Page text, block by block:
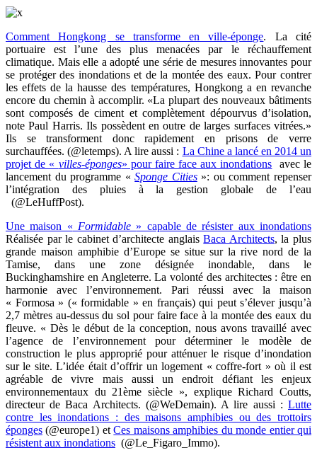
Comment Hongkong se transforme en ville-éponge. La cité
portuaire est l’une des plus menacées par le réchauffement
climatique. Mais elle a adopté une série de mesures innovantes pour
se protéger des inondations et de la montée des eaux.Pour contrer
les effets de la hausse des températures, Hongkong a en revanche
encore du chemin à accomplir. «La plupart des nouveaux bâtiments
sont composés de ciment et complètement dépourvus d’isolation,
note Paul Harris. Ils possèdent en outre de larges surfaces vitrées.»
Ils se transforment donc rapidement en prisons de verre
surchauffées.(@letemps). A lire aussi : La Chine a lancé en 2014 un
projet de « villes-éponges» pour faire face aux inondations avec le
lancement du programme «Sponge Cities»: ou comment repenser
l’intégration des pluies à la gestion globale de l’eau
(@LeHuffPost).
Une maison « Formidable » capable de résister aux inondations
Réalisée par le cabinet d’architecte anglaisBaca Architects, la plus
grande maison amphibie d’Europe se situe sur la rive nord de la
Tamise, dans une zone désignée inondable, dans le
Buckinghamshire en Angleterre. La volonté des architectes : être en
harmonie avec l’environnement. Pari réussi avec la maison
« Formosa » (« formidable » en français) qui peut s’élever jusqu’à
2,7 mètres au-dessus du sol pour faire face à la montée des eaux du
fleuve. « Dès le début de la conception, nous avons travaillé avec
l’agence de l’environnement pour déterminer le modèle de
construction le plus approprié pour atténuer le risque d’inondation
sur le site. L’idée était d’offrir un logement « coffre-fort » où il est
agréable de vivre mais aussi un endroit défiant les enjeux
environnementaux du 21ème siècle », explique Richard Coutts,
directeur de Baca Architects. (@WeDemain). A lire aussi : Lutte
contre les inondations : des maisons amphibies ou des trottoirs
éponges (@europe1) etCes maisons amphibies du monde entier qui
résistent aux inondations (@Le_Figaro_Immo).